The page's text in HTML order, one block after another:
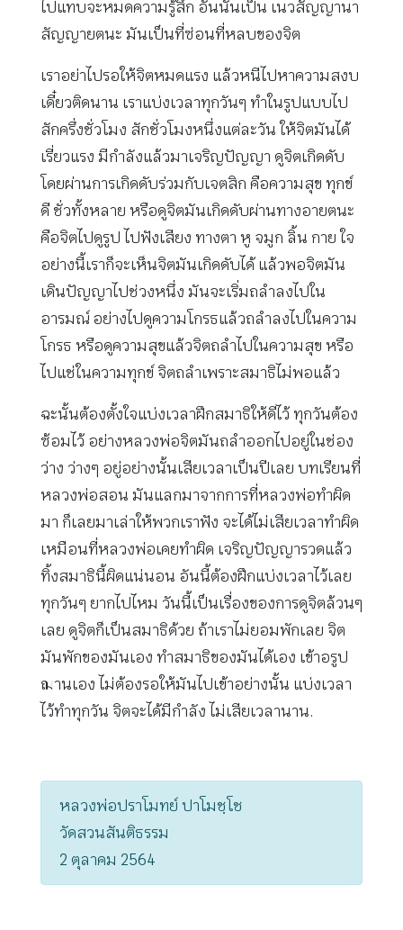
ไปแทบจะหมดความรู้สึก อันนั้นเป็น เนวสัญญานา
สัญญายตนะ มันเป็นที่ซ่อนที่หลบของจิต
เราอย่าไปรอให้จิตหมดแรง แล้วหนีไปหาความสงบ
เดี๋ยวติดนาน เราแบ่งเวลาทุกวันๆ ทำในรูปแบบไป
สักครึ่งชั่วโมง สักชั่วโมงหนึ่งแต่ละวัน ให้จิตมันได้
เรี่ยวแรง มีกำลังแล้วมาเจริญปัญญา ดูจิตเกิดดับ
โดยผ่านการเกิดดับร่วมกับเจตสิก คือความสุข ทุกข์
ดี ชั่วทั้งหลาย หรือดูจิตมันเกิดดับผ่านทางอายตนะ
คือจิตไปดูรูป ไปฟังเสียง ทางตา หู จมูก ลิ้น กาย ใจ
อย่างนี้เราก็จะเห็นจิตมันเกิดดับได้ แล้วพอจิตมัน
เดินปัญญาไปช่วงหนึ่ง มันจะเริ่มถลำลงไปใน
อารมณ์ อย่างไปดูความโกรธแล้วถลำลงไปในความ
โกรธ หรือดูความสุขแล้วจิตถลำไปในความสุข หรือ
ไปแช่ในความทุกข์ จิตถลำเพราะสมาธิไม่พอแล้ว
ฉะนั้นต้องตั้งใจแบ่งเวลาฝึกสมาธิให้ดีไว้ ทุกวันต้อง
ซ้อมไว้ อย่างหลวงพ่อจิตมันถลำออกไปอยู่ในช่อง
ว่าง ว่างๆ อยู่อย่างนั้นเสียเวลาเป็นปีเลย บทเรียนที่
หลวงพ่อสอน มันแลกมาจากการที่หลวงพ่อทำผิด
มา ก็เลยมาเล่าให้พวกเราฟัง จะได้ไม่เสียเวลาทำผิด
เหมือนที่หลวงพ่อเคยทำผิด เจริญปัญญารวดแล้ว
ทิ้งสมาธินี้ผิดแน่นอน อันนี้ต้องฝึกแบ่งเวลาไว้เลย
ทุกวันๆ ยากไปไหม วันนี้เป็นเรื่องของการดูจิตล้วนๆ
เลย ดูจิตก็เป็นสมาธิด้วย ถ้าเราไม่ยอมพักเลย จิต
มันพักของมันเอง ทำสมาธิของมันได้เอง เข้าอรูป
ฌานเอง ไม่ต้องรอให้มันไปเข้าอย่างนั้น แบ่งเวลา
ไว้ทำทุกวัน จิตจะได้มีกำลัง ไม่เสียเวลานาน.
หลวงพ่อปราโมทย์ ปาโมชฺโช
วัดสวนสันติธรรม
2 ตุลาคม 2564